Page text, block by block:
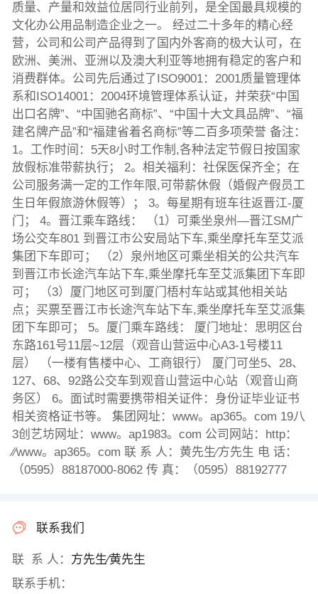
质量、产量和效益位居同行业前列，是全国最具规模的
文化办公用品制造企业之一。 经过二十多年的精心经
营，公司和公司产品得到了国内外客商的极大认可，在
欧洲、美洲、亚洲以及澳大利亚等地拥有稳定的客户和
消费群体。公司先后通过了ISO9001：2001质量管理体
系和ISO14001：2004环境管理体系认证，并荣获“中国
出口名牌”、“中国驰名商标”、“中国十大文具品牌”、“福
建名牌产品”和“福建省着名商标”等二百多项荣誉 备注：
1。工作时间：5天8小时工作制,各种法定节假日按国家
放假标准带薪执行； 2。相关福利：社保医保齐全；在
公司服务满一定的工作年限,可带薪休假（婚假产假员工
生日年假旅游休假等）； 3。每星期有班车往返晋江-厦
门； 4。晋江乘车路线： （1）可乘坐泉州—晋江SM广
场公交车801 到晋江市公安局站下车,乘坐摩托车至艾派
集团下车即可； （2）泉州地区可乘坐相关的公共汽车
到晋江市长途汽车站下车,乘坐摩托车至艾派集团下车即
可； （3）厦门地区可到厦门梧村车站或其他相关站
点；买票至晋江市长途汽车站下车,乘坐摩托车至艾派集
团下车即可； 5。厦门乘车路线： 厦门地址：思明区台
东路161号11层~12层（观音山营运中心A3-1号楼11
层） （一楼有售楼中心、工商银行） 厦门可坐5、28、
127、68、92路公交车到观音山营运中心站（观音山商
务区） 6。面试时需要携带相关证件：身份证毕业证书
相关资格证书等。 集团网址：www。ap365。com 19八
3创艺坊网址：www。ap1983。com 公司网站：http：
∕∕www。ap365。com 联 系 人：黄先生∕方先生 电 话：
（0595）88187000-8062 传 真：（0595）88192777
联系我们
联 系 人： 方先生∕黄先生
联系手机：